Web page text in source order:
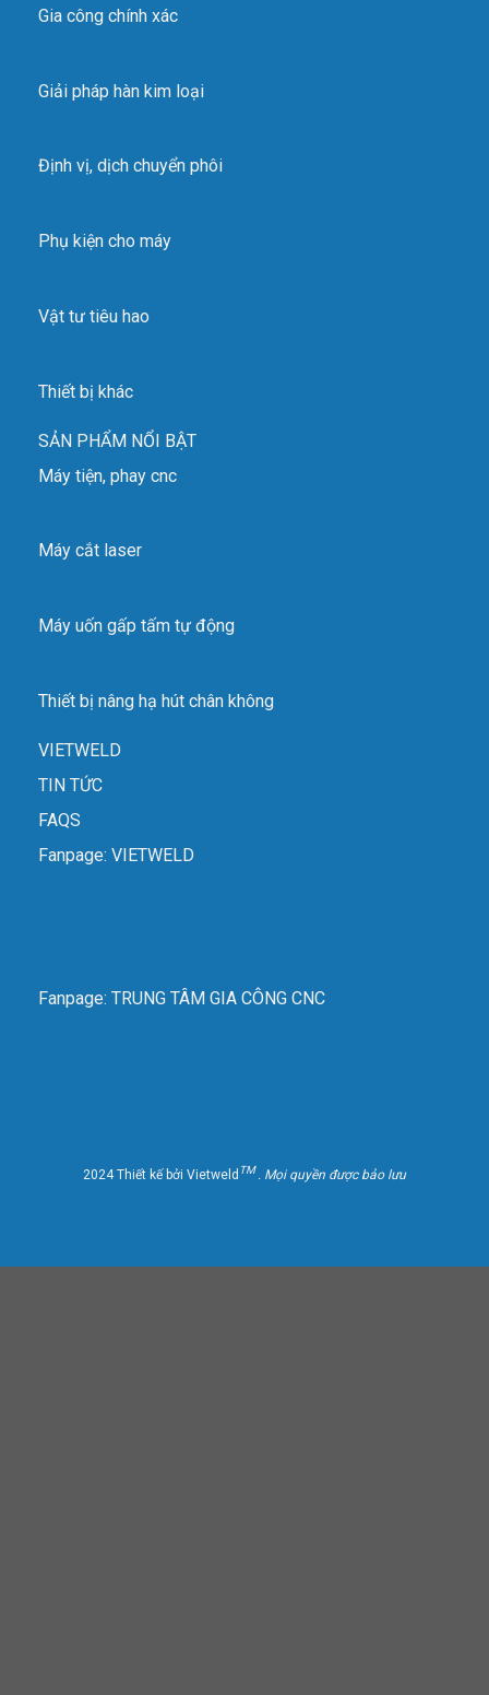
Gia công chính xác
Giải pháp hàn kim loại
Định vị, dịch chuyển phôi
Phụ kiện cho máy
Vật tư tiêu hao
Thiết bị khác
SẢN PHẨM NỔI BẬT
Máy tiện, phay cnc
Máy cắt laser
Máy uốn gấp tấm tự động
Thiết bị nâng hạ hút chân không
VIETWELD
TIN TỨC
FAQS
Fanpage: VIETWELD
Fanpage: TRUNG TÂM GIA CÔNG CNC
2024 Thiết kế bởi Vietweld TM. Mọi quyền được bảo lưu